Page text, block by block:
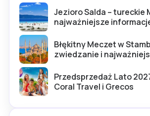
Jezioro Salda – tureckie
najważniejsze
Błękitny Meczet w
zwiedzanie i
Przedsprzedaż Lato
Coral Travel i Grecos